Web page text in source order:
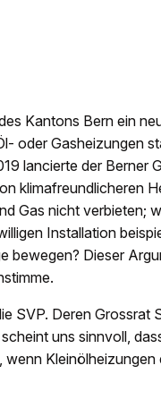
Kantons Bern ein
oder Gasheizungen
lancierte der Berner
klimafreundlicheren
Gas nicht verbieten;
Installation
bewegen? Dieser
SVP. Deren Grossrat
uns sinnvoll,